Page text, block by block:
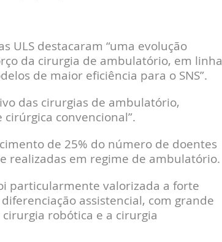
ULS destacaram “uma evolução
da cirurgia de ambulatório, em linha
de maior eficiência para o SNS”.
das cirurgias de ambulatório,
convencional”.
de 25% do número de doentes
realizadas em regime de ambulatório.
particularmente valorizada a forte
assistencial, com grande
robótica e a cirurgia